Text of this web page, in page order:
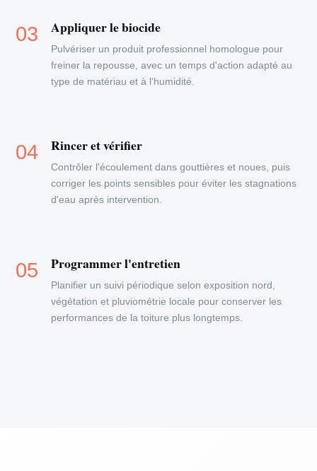
Appliquer le biocide
Pulvériser un produit professionnel homologue pour
freiner la repousse, avec un temps d'action adapté au
type de matériau et à l'humidité.
Rincer et vérifier
Contrôler l'écoulement dans gouttières et noues, puis
corriger les points sensibles pour éviter les stagnations
d'eau après intervention.
Programmer l'entretien
Planifier un suivi périodique selon exposition nord,
végétation et pluviométrie locale pour conserver les
performances de la toiture plus longtemps.